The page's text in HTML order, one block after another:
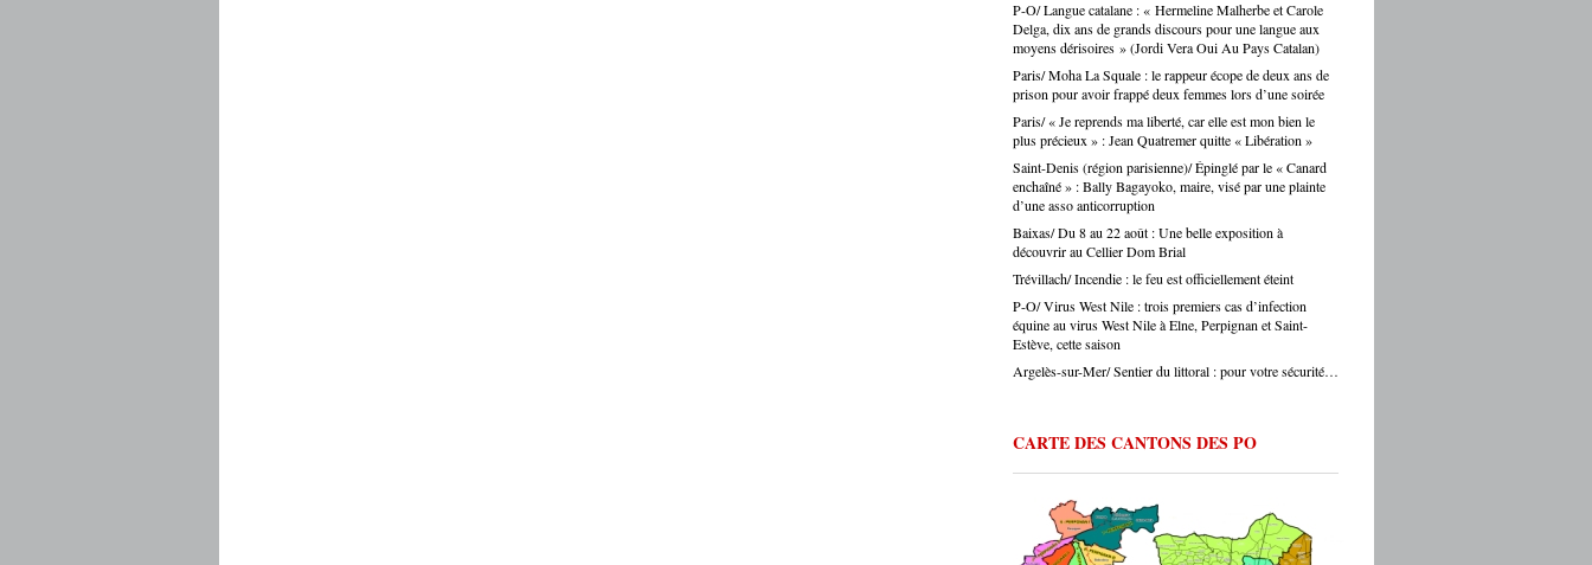
défend auprès des collectivités, des institutions, du
législateur. Et on ne fait pas ça mollement. »
Ouillade.eu : justement, est-ce que les artisans
traversent une période difficile en ce moment ? -
Jérôme Montes : « Comme partout en France, les
artisans font face à une accumulation de pressions
: charges en hausse, coût des matières premières,
difficultés de recrutement, concurrence déloyale…
Et dans un département comme le nôtre, qui
présente des fragilités socio-économiques bien
identifiées, ces difficultés sont souvent amplifiées.
Le pouvoir d’achat des ménages qui se contracte,
ça touche directement les artisans. Mais je ne
veux pas verser dans le catastrophisme : il y a
aussi beaucoup de créations, beaucoup
d’énergie, beaucoup de jeunes qui choisissent
l’apprentissage et les métiers manuels. La
parlez de recrutement. On entend souvent que
a des métiers en tension très forte — le bâtiment,
CAP, avec de vraies perspectives de carrière et
même de reprise d’entreprise. Mais le regard de la
société sur ces formations reste parfois
condescendant — et ça, franchement, c’est être
certains journalistes parisiens. Sans oublier,
désormais, les chauffeurs de taxi parisiens.
P-O/ Langue catalane : « Hermeline Malherbe et Carole
Delga, dix ans de grands discours pour une langue aux
moyens dérisoires » (Jordi Vera Oui Au Pays Catalan)
Paris/ Moha La Squale : le rappeur écope de deux ans de
prison pour avoir frappé deux femmes lors d’une soirée
Paris/ « Je reprends ma liberté, car elle est mon bien le
plus précieux » : Jean Quatremer quitte « Libération »
Saint-Denis (région parisienne)/ Épinglé par le « Canard
enchaîné » : Bally Bagayoko, maire, visé par une plainte
d’une asso anticorruption
Baixas/ Du 8 au 22 août : Une belle exposition à
découvrir au Cellier Dom Brial
Trévillach/ Incendie : le feu est officiellement éteint
P-O/ Virus West Nile : trois premiers cas d’infection
équine au virus West Nile à Elne, Perpignan et Saint-
Estève, cette saison
Argelès-sur-Mer/ Sentier du littoral : pour votre sécurité…
CARTE DES CANTONS DES PO